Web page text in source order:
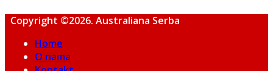
Copyright ©2026. Australiana Serba
Home
O nama